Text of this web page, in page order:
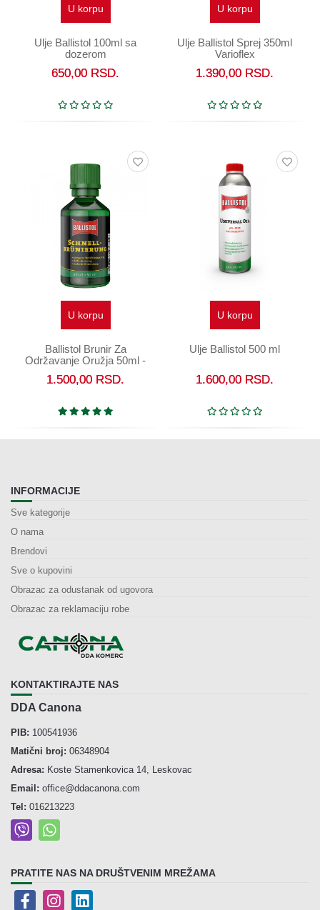
U korpu
Ulje Ballistol 100ml sa
dozerom
650,00 RSD.
U korpu
Ulje Ballistol Sprej 350ml
Varioflex
1.390,00 RSD.
U korpu
Ballistol Brunir Za
Održavanje Oružja 50ml -
1.500,00 RSD.
U korpu
Ulje Ballistol 500 ml
1.600,00 RSD.
INFORMACIJE
Sve kategorije
O nama
Brendovi
Sve o kupovini
Obrazac za odustanak od ugovora
Obrazac za reklamaciju robe
KONTAKTIRAJTE NAS
DDA Canona
PIB: 100541936
Matični broj: 06348904
Adresa: Koste Stamenkovica 14, Leskovac
Email: office@ddacanona.com
Tel: 016213223
PRATITE NAS NA DRUŠTVENIM MREŽAMA